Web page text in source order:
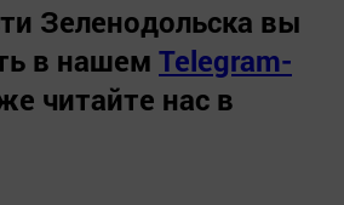
Зеленодольска вы
в нашем Telegram-
читайте нас в